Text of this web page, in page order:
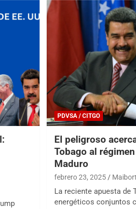
PDVSA / CITGO
El peligroso
Tobago al
Maduro
febrero 23, 2025
La reciente apuesta de
energéticos conjuntos